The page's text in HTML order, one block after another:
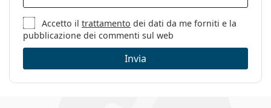
pulizia:
Altro
Sesso:
Bambino
Categorie:
Occhiali da vista
Accetto iltrattamento dei dati da me forniti e la
pubblicazione dei commenti sul web
Invia